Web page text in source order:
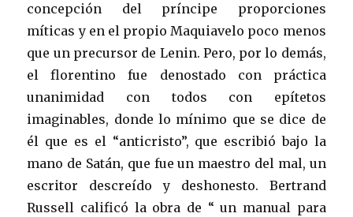
concepción del príncipe proporciones
míticas y en el propio Maquiavelo poco menos
que un precursor de Lenin. Pero, por lo demás,
el florentino fue denostado con práctica
unanimidad con todos con epítetos
imaginables, donde lo mínimo que se dice de
él que es el “anticristo”, que escribió bajo la
mano de Satán, que fue un maestro del mal, un
escritor descreído y deshonesto. Bertrand
Russell calificó la obra de “ un manual para